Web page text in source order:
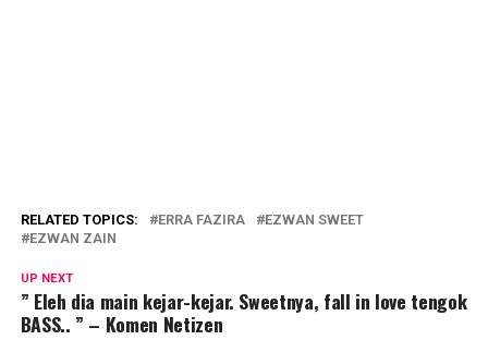
RELATED TOPICS: ERRA FAZIRA
EZWAN SWEET
EZWAN ZAIN
UP NEXT
” Eleh dia main kejar-kejar. Sweetnya, fall in love tengok
BASS.. ” – Komen Netizen